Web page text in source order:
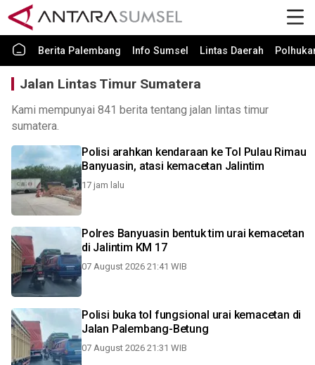
Berita Palembang Info Sumsel Lintas Daerah
Jalan Lintas Timur Sumatera
Kami mempunyai 841 berita tentang jalan lintas timur
sumatera.
Polisi arahkan kendaraan ke Tol Pulau Rimau
Banyuasin, atasi kemacetan Jalintim
17 jam lalu
Polres Banyuasin bentuk tim urai kemacetan
di Jalintim KM 17
07 August 2026 21:41 WIB
Polisi buka tol fungsional urai kemacetan di
Jalan Palembang-Betung
07 August 2026 21:31 WIB